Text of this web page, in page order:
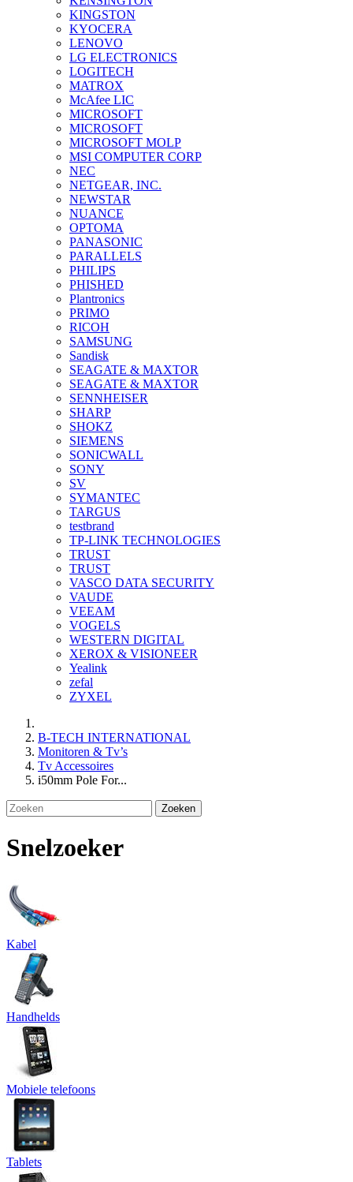
KINGSTON
KYOCERA
LENOVO
LG ELECTRONICS
LOGITECH
MATROX
McAfee LIC
MICROSOFT
MICROSOFT
MICROSOFT MOLP
MSI COMPUTER CORP
NEC
NETGEAR, INC.
NEWSTAR
NUANCE
OPTOMA
PANASONIC
PARALLELS
PHILIPS
PHISHED
Plantronics
PRIMO
RICOH
SAMSUNG
Sandisk
SEAGATE & MAXTOR
SEAGATE & MAXTOR
SENNHEISER
SHARP
SHOKZ
SIEMENS
SONICWALL
SONY
SV
SYMANTEC
TARGUS
testbrand
TP-LINK TECHNOLOGIES
TRUST
TRUST
VASCO DATA SECURITY
VAUDE
VEEAM
VOGELS
WESTERN DIGITAL
XEROX & VISIONEER
Yealink
zefal
ZYXEL
B-TECH INTERNATIONAL
Monitoren & Tv’s
Tv Accessoires
i50mm Pole For...
Zoeken
Snelzoeker
Kabel
Handhelds
Mobiele telefoons
Tablets